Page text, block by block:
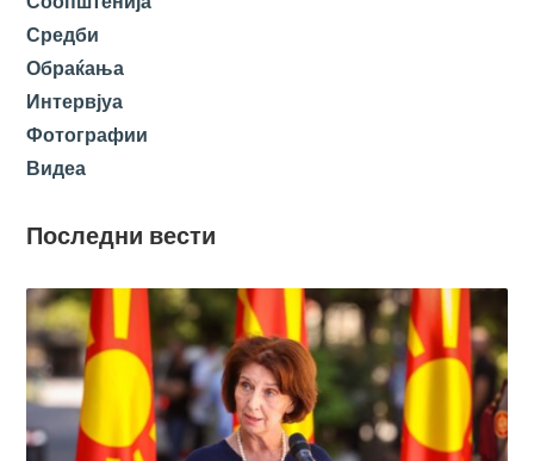
Средби
Обраќања
Интервјуа
Фотографии
Видеа
Последни вести